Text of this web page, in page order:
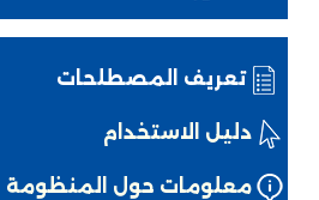
تعريف المصطلحات
دليل الاستخدام
معلومات حول المنظومة